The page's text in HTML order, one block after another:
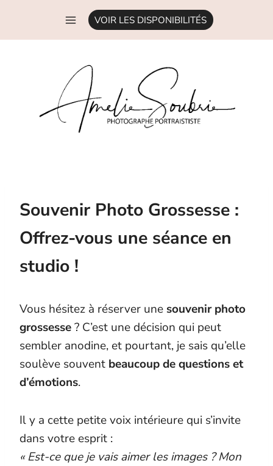
contenu
VOIR LES DISPONIBILITÉS
Souvenir Photo Grossesse :
Offrez-vous une séance en
studio !
Vous hésitez à réserver une souvenir photo
grossesse? C’est une décision qui peut
sembler anodine, et pourtant, je sais qu’elle
soulève souvent beaucoup de questions et
d’émotions.
Il y a cette petite voix intérieure qui s’invite
dans votre esprit :
« Est-ce que je vais aimer les images ? Mon